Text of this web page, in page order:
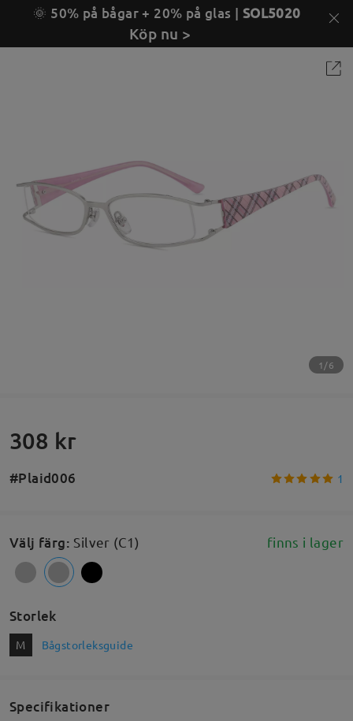
🌞 50% på bågar + 20% på glas | SOL5020
Köp nu >
1/6
308 kr
#Plaid006 1
Välj färg: Silver (C1) finns i lager
Storlek
M Bågstorleksguide
Specifikationer